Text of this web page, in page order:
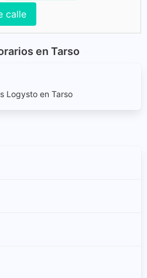
calle
en Tarso
Logysto en Tarso